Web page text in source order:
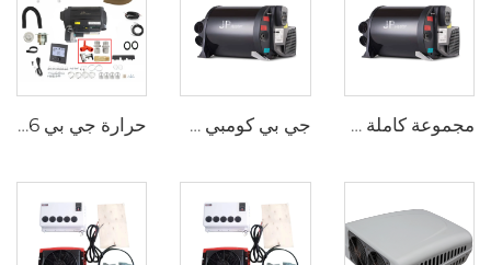
مجموعة كاملة من المبردات و سخانات المجال جي بي كومبي 6E LPG 6kw 12v هواء وماء سخان للسيارة الركاب، المقطورة مشابهة لتروما حرارة جي بي 6 كيلوواط 12 فولت LPG غاز كومبي 110 فولت 220 فولت هواء وماء ساخن مماثل لترما كومبي 6e